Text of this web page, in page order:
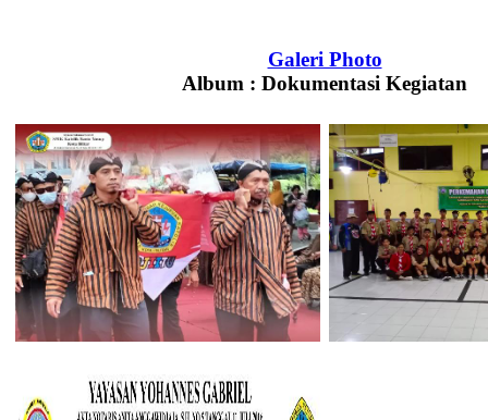
Galeri Photo
Album : Dokumentasi Kegiatan